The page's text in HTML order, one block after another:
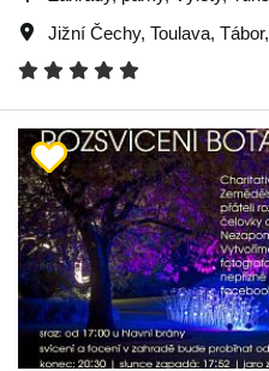
Jižní Čechy, Toulava, Tábor,